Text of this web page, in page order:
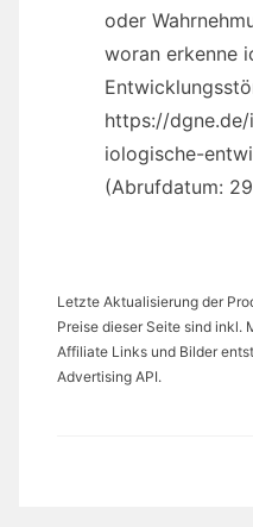
oder
woran erkenne
https://
iologische-
(Abrufdatum:
Letzte Aktualisierung der
Preise dieser Seite sind inkl.
Affiliate Links und Bilder
Advertising API.